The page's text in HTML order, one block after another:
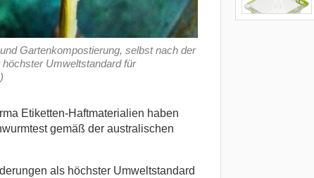
Gartenkompostierung, selbst nach der
Umweltstandard für
Etiketten-Haftmaterialien haben
gemäß der australischen
als höchster Umweltstandard